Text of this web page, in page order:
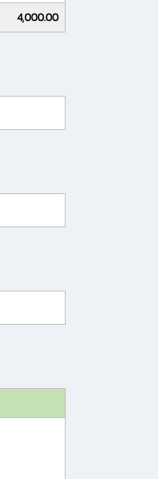
4,000.00